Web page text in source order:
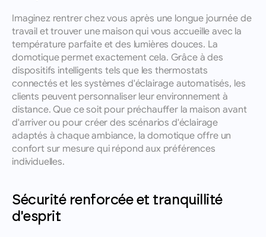
Imaginez rentrer chez vous après une longue journée de
travail et trouver une maison qui vous accueille avec la
température parfaite et des lumières douces. La
domotique permet exactement cela. Grâce à des
dispositifs intelligents tels que les thermostats
connectés et les systèmes d'éclairage automatisés, les
clients peuvent personnaliser leur environnement à
distance. Que ce soit pour préchauffer la maison avant
d'arriver ou pour créer des scénarios d'éclairage
adaptés à chaque ambiance, la domotique offre un
confort sur mesure qui répond aux préférences
individuelles.
Sécurité renforcée et tranquillité
d'esprit